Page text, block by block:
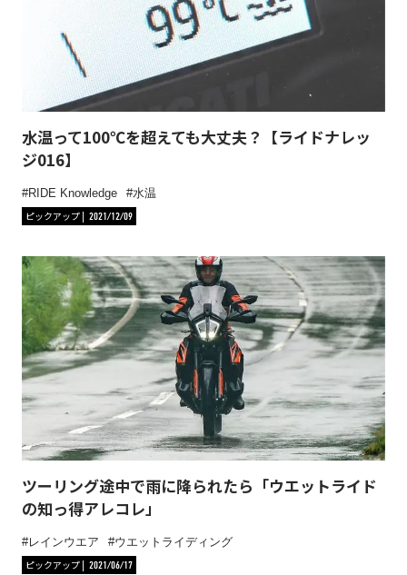
水温って100℃を超えても大丈夫？【ライドナレッ
ジ016】
RIDE Knowledge
水温
ピックアップ
2021/12/09
ツーリング途中で雨に降られたら「ウエットライド
の知っ得アレコレ」
レインウエア
ウエットライディング
ピックアップ
2021/06/17